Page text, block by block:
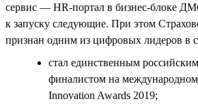
сервис — HR-портал в бизнес-блоке
к запуску следующие. При этом
признан одним из цифровых лидеров в
стал единственным
финалистом на
Innovation Awards 2019;